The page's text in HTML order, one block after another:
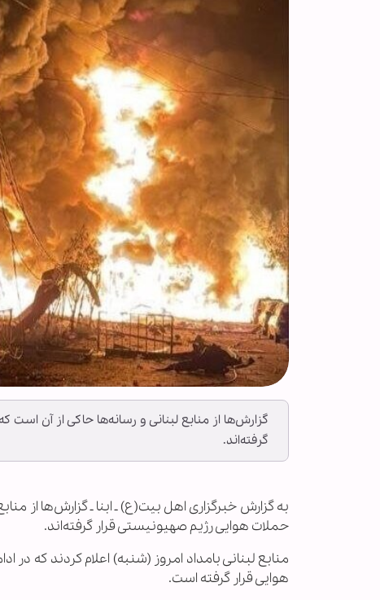
گزارش‌ها از منابع لبنانی و رسانه‌ها حاکی از آن
گرفته‌اند.
به گزارش خبرگزاری اهل بیت(ع) ـ ابنا ـ گزارش‌ها از
حملات هوایی رژیم صهیونیستی قرار گرفته‌اند.
منابع لبنانی بامداد امروز (شنبه) اعلام کردند
هوایی قرار گرفته است.